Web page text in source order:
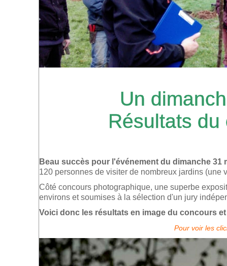
Un
Résultats
Beau succès pour l'événement du dimanche 31
120 personnes de visiter de nombreux jardins (une
Côté concours photographique, une superbe
environs et soumises à la sélection d'un jury
Voici donc les résultats en image du concours
Pour voir les